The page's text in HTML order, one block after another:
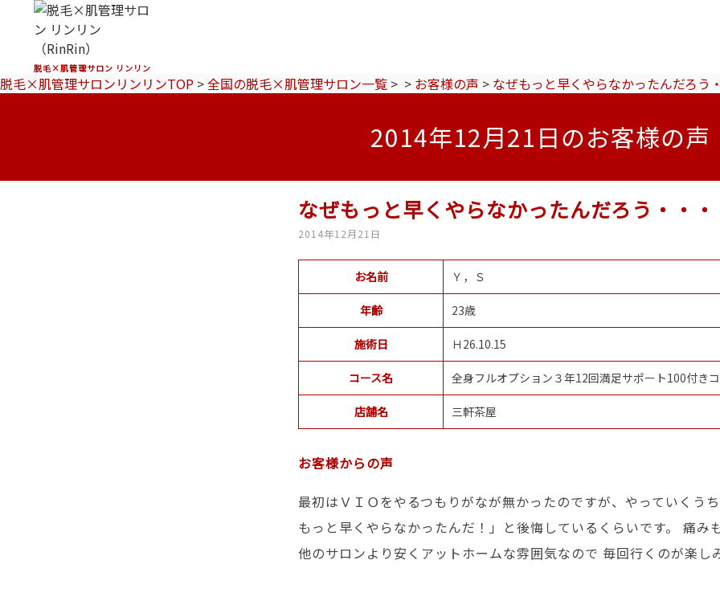
脱毛×肌管理サロン リンリン
脱毛×肌管理サロンリンリンTOP >全国の脱毛×肌管理サロン一覧 > > お客様の声 > なぜもっと早くやらなかったんだろう
2014年12月21日のお客様の声
なぜもっと早くやらなかったんだろう・・・
2014年12月21日
お名前 Ｙ，Ｓ
年齢 23歳
施術日 Ｈ26.10.15
コース名 全身フルオプション３年12回満足サポート100付き
店舗名 三軒茶屋
お客様からの声
最初はＶＩＯをやるつもりがなが無かったのですが、やっていくう
もっと早くやらなかったんだ！」と後悔しているくらいです。 痛み
他のサロンより安くアットホームな雰囲気なので 毎回行くのが楽し